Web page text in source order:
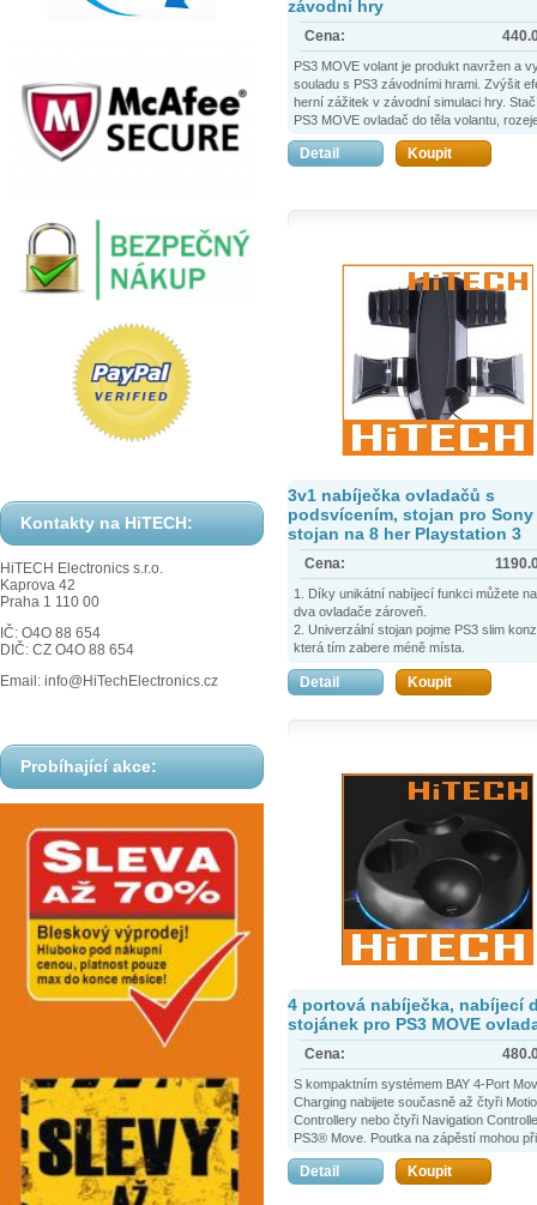
Kontakty na HiTECH:
HiTECH Electronics s.r.o.
Kaprova 42
Praha 1 110 00
IČ: O4O 88 654
DIČ: CZ O4O 88 654
Email: info@HiTechElectronics.cz
Probíhající akce:
závodní hry
Cena:
PS3 MOVE volant je produkt navržen a
souladu s PS3 závodními hrami. Zvýšit
herní zážitek v závodní simulaci hry.
PS3 MOVE ovladač do těla volantu,
závodní hru a pak si už jen užívat.
ovládací prvky na PS3 ovladači MOVE
Detail Koupit
3v1 nabíječka ovladačů s
podsvícením, stojan pro Sony
stojan na 8 her Playstation 3
Cena:
1. Díky unikátní nabíjecí funkci můžete
dva ovladače zároveň.
2. Univerzální stojan pojme PS3 slim
která tím zabere méně místa.
3. Pojme 8 her, které jsou pohodlně
vše je perfektně uklizené.
ochranu
6. Vysoce kvalitní 3v1 stojan pro Sony
Detail Koupit
4 portová nabíječka, nabíjecí
stojánek pro PS3 MOVE
Cena:
S kompaktním systémem BAY 4-Port
Charging nabijete současně až čtyři
Controllery nebo čtyři Navigation
PS3® Move. Poutka na zápěstí mohou
zůstat na controllerech. Obsluha je velice
snadná: stačí nasadit controller a proces
Detail Koupit